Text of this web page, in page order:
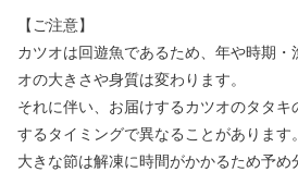
【ご注意】
カツオは回遊魚であるため、年や時期・
オの大きさや身質は変わります。
それに伴い、お届けするカツオのタタキ
するタイミングで異なることがあります。
大きな節は解凍に時間がかかるため予